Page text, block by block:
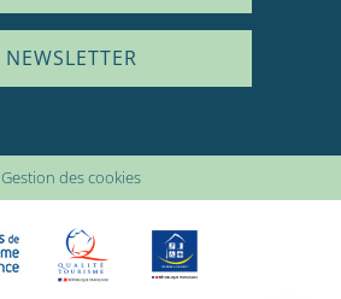
NEWSLETTER
Gestion des cookies